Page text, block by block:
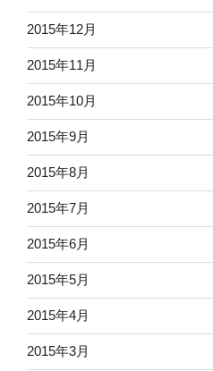
2015年12月
2015年11月
2015年10月
2015年9月
2015年8月
2015年7月
2015年6月
2015年5月
2015年4月
2015年3月